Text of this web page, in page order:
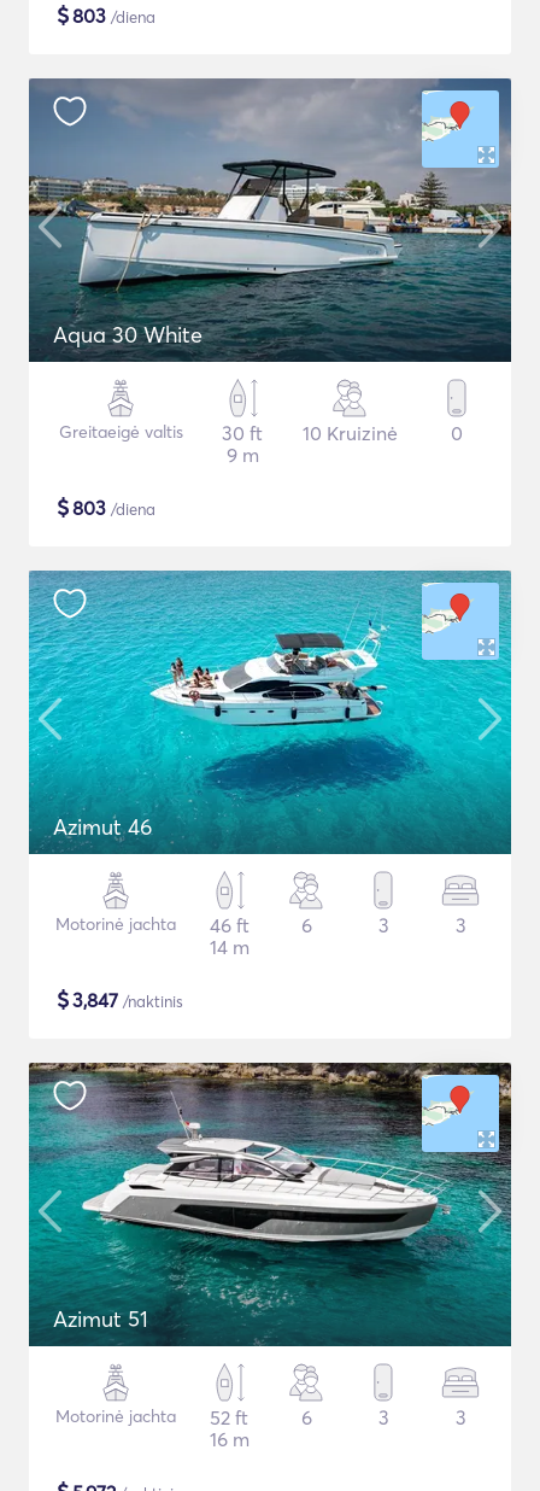
$803 /diena
Aqua 30 White
Greitaeigė valtis
30 ft
9 m
10 Kruizinė 0
$803 /diena
Azimut 46
Motorinė jachta
46 ft
14 m
6 3 3
$3,847 /naktinis
Azimut 51
Motorinė jachta
52 ft
16 m
6 3 3